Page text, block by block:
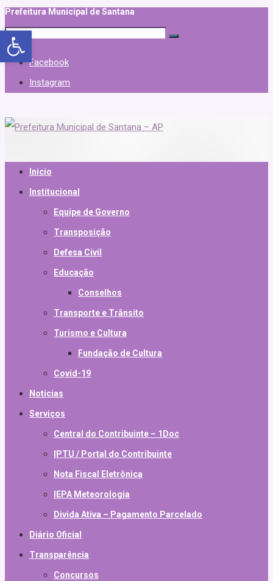
Prefeitura Municipal de Santana
Facebook
Instagram
Inicio
Institucional
Equipe de Governo
Transposição
Defesa Civil
Educação
Conselhos
Transporte e Trânsito
Turismo e Cultura
Fundação de Cultura
Covid-19
Notícias
Serviços
Central do Contribuinte – 1Doc
IPTU / Portal do Contribuinte
Nota Fiscal Eletrônica
IEPA Meteorologia
Divida Ativa – Pagamento Parcelado
Diário Oficial
Transparência
Concursos
Abrir a barra de ferramentas